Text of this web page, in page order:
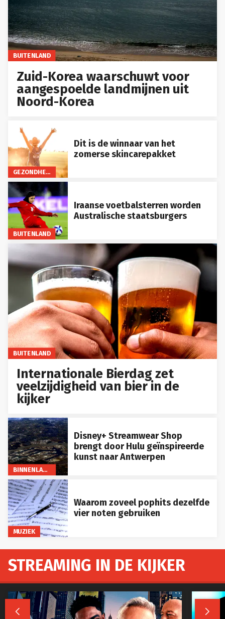
BUITENLAND
Zuid-Korea waarschuwt voor
aangespoelde landmijnen uit
Noord-Korea
GEZONDHEID
Dit is de winnaar van het
zomerse skincarepakket
BUITENLAND
Iraanse voetbalsterren worden
Australische staatsburgers
BUITENLAND
Internationale Bierdag zet
veelzijdigheid van bier in de
kijker
BINNENLAND
Disney+ Streamwear Shop
brengt door Hulu geïnspireerde
kunst naar Antwerpen
MUZIEK
Waarom zoveel pophits dezelfde
vier noten gebruiken
STREAMING IN DE KIJKER
 